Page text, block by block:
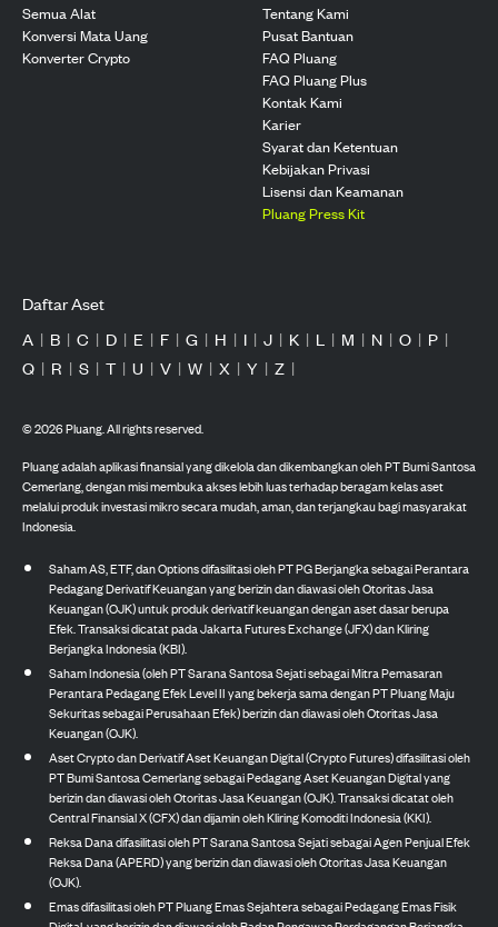
Semua Alat
Konversi Mata Uang
Konverter Crypto
Tentang Kami
Pusat Bantuan
FAQ Pluang
FAQ Pluang Plus
Kontak Kami
Karier
Syarat dan Ketentuan
Kebijakan Privasi
Lisensi dan Keamanan
Pluang Press Kit
Daftar Aset
A | B | C | D | E | F | G | H | I | J | K | L | M | N | O | P |
Q | R | S | T | U | V | W | X | Y | Z |
©2026Pluang. All rights reserved.
Pluang adalah aplikasi finansial yang dikelola dan dikembangkan oleh PT Bumi Santosa
Cemerlang, dengan misi membuka akses lebih luas terhadap beragam kelas aset
melalui produk investasi mikro secara mudah, aman, dan terjangkau bagi masyarakat
Indonesia.
Saham AS, ETF, dan Options difasilitasi oleh PT PG Berjangka sebagai Perantara
Pedagang Derivatif Keuangan yang berizin dan diawasi oleh Otoritas Jasa
Keuangan (OJK) untuk produk derivatif keuangan dengan aset dasar berupa
Efek. Transaksi dicatat pada Jakarta Futures Exchange (JFX) dan Kliring
Berjangka Indonesia (KBI).
Saham Indonesia (oleh PT Sarana Santosa Sejati sebagai Mitra Pemasaran
Perantara Pedagang Efek Level II yang bekerja sama dengan PT Pluang Maju
Sekuritas sebagai Perusahaan Efek) berizin dan diawasi oleh Otoritas Jasa
Keuangan (OJK).
Aset Crypto dan Derivatif Aset Keuangan Digital (Crypto Futures) difasilitasi oleh
PT Bumi Santosa Cemerlang sebagai Pedagang Aset Keuangan Digital yang
berizin dan diawasi oleh Otoritas Jasa Keuangan (OJK). Transaksi dicatat oleh
Central Finansial X (CFX) dan dijamin oleh Kliring Komoditi Indonesia (KKI).
Reksa Dana difasilitasi oleh PT Sarana Santosa Sejati sebagai Agen Penjual Efek
Reksa Dana (APERD) yang berizin dan diawasi oleh Otoritas Jasa Keuangan
(OJK).
Emas difasilitasi oleh PT Pluang Emas Sejahtera sebagai Pedagang Emas Fisik